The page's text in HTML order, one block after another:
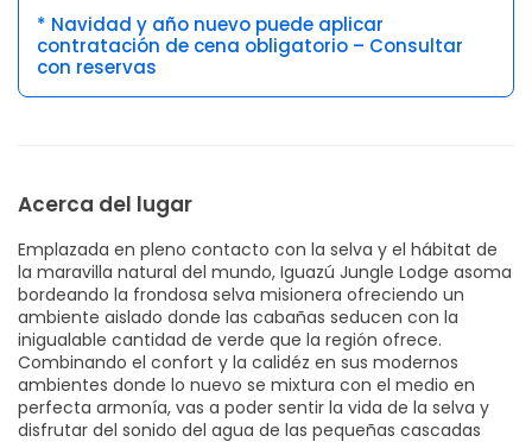
* Navidad y año nuevo puede aplicar
contratación de cena obligatorio – Consultar
con reservas
Acerca del lugar
Emplazada en pleno contacto con la selva y el hábitat de
la maravilla natural del mundo, Iguazú Jungle Lodge asoma
bordeando la frondosa selva misionera ofreciendo un
ambiente aislado donde las cabañas seducen con la
inigualable cantidad de verde que la región ofrece.
Combinando el confort y la calidéz en sus modernos
ambientes donde lo nuevo se mixtura con el medio en
perfecta armonía, vas a poder sentir la vida de la selva y
disfrutar del sonido del agua de las pequeñas cascadas